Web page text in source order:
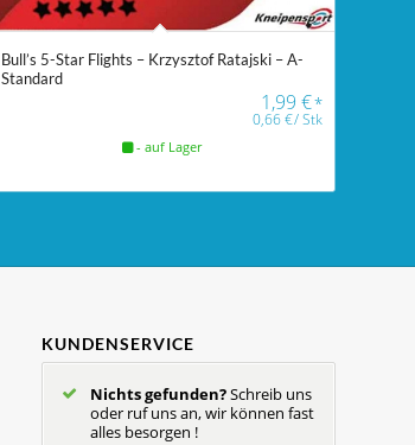
Bull’s 5-Star Flights – Krzysztof Ratajski – A-
Standard
1,99 €*
0,66€/Stk
- auf Lager
KUNDENSERVICE
Nichts gefunden?Schreib uns
oder ruf uns an, wir können fast
alles besorgen !